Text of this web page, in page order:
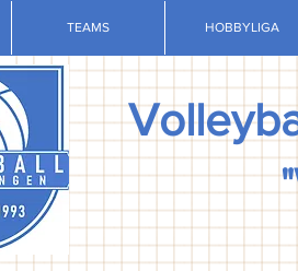
TEAMS HOBBYLIGA